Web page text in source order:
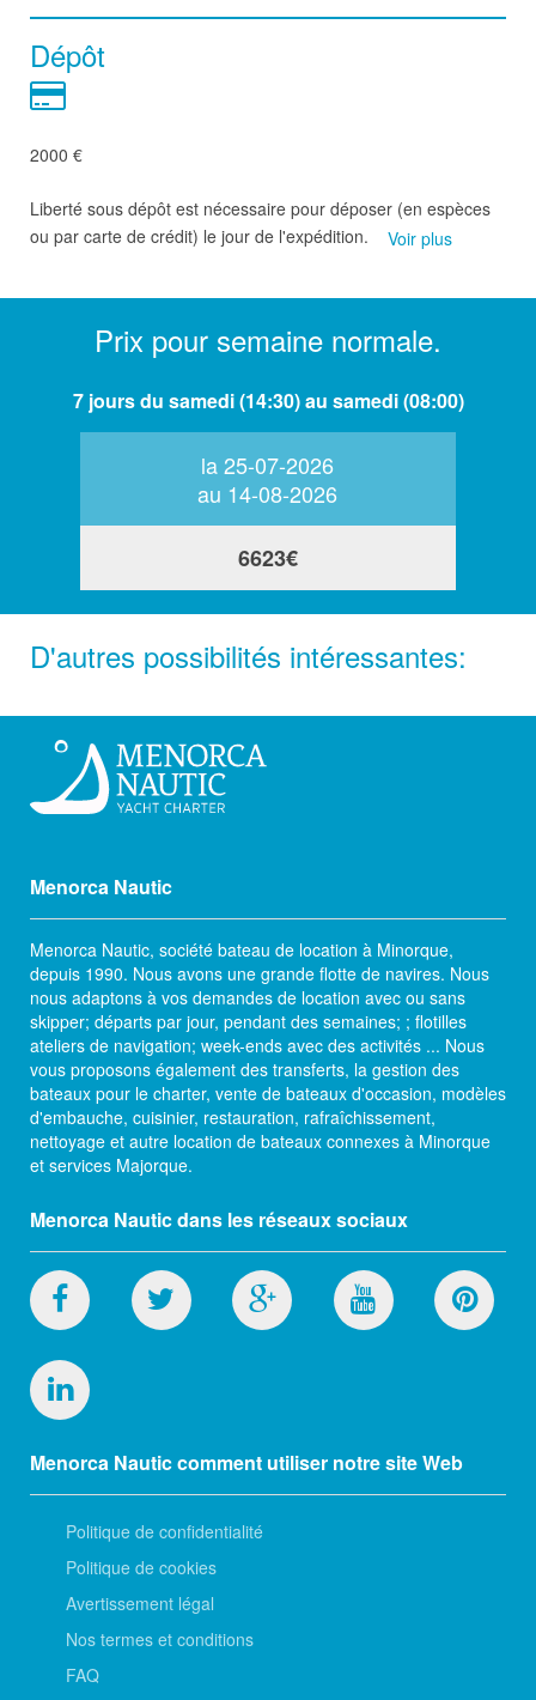
Dépôt
2000 €
Liberté sous dépôt est nécessaire pour déposer (en espèces
ou par carte de crédit) le jour de l'expédition.
Voir plus
Prix pour semaine normale.
7 jours du samedi (14:30) au samedi (08:00)
la 25-07-2026
au 14-08-2026
6623€
D'autres possibilités intéressantes:
Menorca Nautic
Menorca Nautic, société bateau de location à Minorque,
depuis 1990. Nous avons une grande flotte de navires. Nous
nous adaptons à vos demandes de location avec ou sans
skipper; départs par jour, pendant des semaines; ; flotilles
ateliers de navigation; week-ends avec des activités ... Nous
vous proposons également des transferts, la gestion des
bateaux pour le charter, vente de bateaux d'occasion, modèles
d'embauche, cuisinier, restauration, rafraîchissement,
nettoyage et autre location de bateaux connexes à Minorque
et services Majorque.
Menorca Nautic dans les réseaux sociaux
Menorca Nautic comment utiliser notre site Web
Politique de confidentialité
Politique de cookies
Avertissement légal
Nos termes et conditions
FAQ